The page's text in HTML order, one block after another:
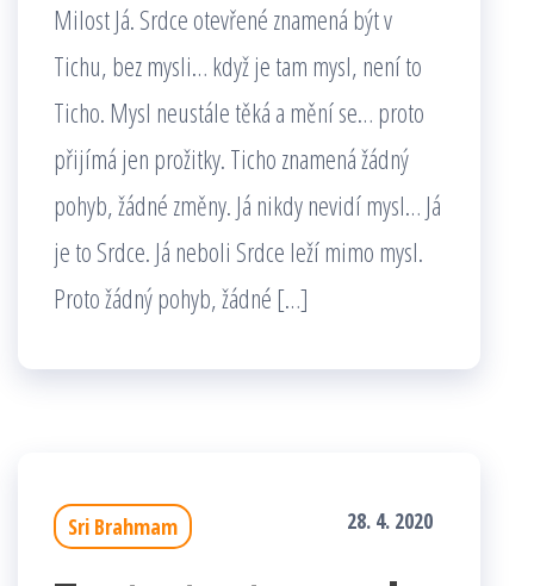
Milost Já. Srdce otevřené znamená být v
Tichu, bez mysli… když je tam mysl, není to
Ticho. Mysl neustále těká a mění se… proto
přijímá jen prožitky. Ticho znamená žádný
pohyb, žádné změny. Já nikdy nevidí mysl… Já
je to Srdce. Já neboli Srdce leží mimo mysl.
Proto žádný pohyb, žádné […]
Sri Brahmam 28. 4. 2020